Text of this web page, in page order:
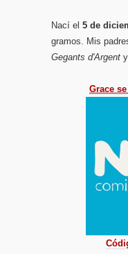
Nací el 5 de
gramos. Mis
Gegants d'Argent y
Grace